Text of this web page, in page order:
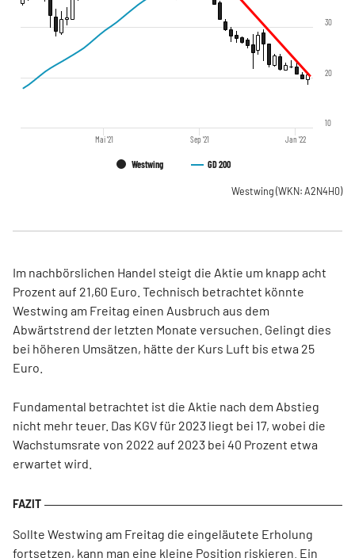
Westwing GD 200
Jan '22
Mai '21 Sep '21
10
20
30
Westwing (WKN: A2N4H0)
Im nachbörslichen Handel steigt die Aktie um knapp acht
Prozent auf 21,60 Euro. Technisch betrachtet könnte
Westwing am Freitag einen Ausbruch aus dem
Abwärtstrend der letzten Monate versuchen. Gelingt dies
bei höheren Umsätzen, hätte der Kurs Luft bis etwa 25
Euro.
Fundamental betrachtet ist die Aktie nach dem Abstieg
nicht mehr teuer. Das KGV für 2023 liegt bei 17, wobei die
Wachstumsrate von 2022 auf 2023 bei 40 Prozent etwa
erwartet wird.
Sollte Westwing am Freitag die eingeläutete Erholung
fortsetzen, kann man eine kleine Position riskieren. Ein